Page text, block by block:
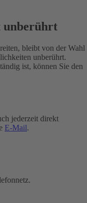
unberührt
bleibt von der Wahl
unberührt.
ist, können Sie den
jederzeit direkt
E-Mail.